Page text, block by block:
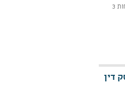
אדום מחייבת פסילה לתקופה של לפחות 3
דין